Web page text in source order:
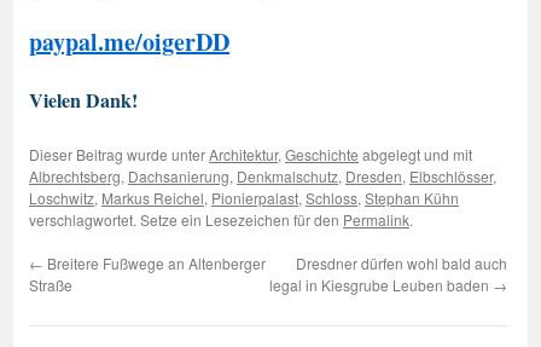
paypal.me/oigerDD
Vielen Dank!
Dieser Beitrag wurde unterArchitektur, Geschichte abgelegt und mit
Albrechtsberg, Dachsanierung, Denkmalschutz, Dresden, Elbschlösser,
Loschwitz, Markus Reichel, Pionierpalast, Schloss, Stephan Kühn
verschlagwortet. Setze ein Lesezeichen für den Permalink.
← Breitere Fußwege an Altenberger
Straße
Dresdner dürfen wohl bald auch
legal in Kiesgrube Leuben baden →